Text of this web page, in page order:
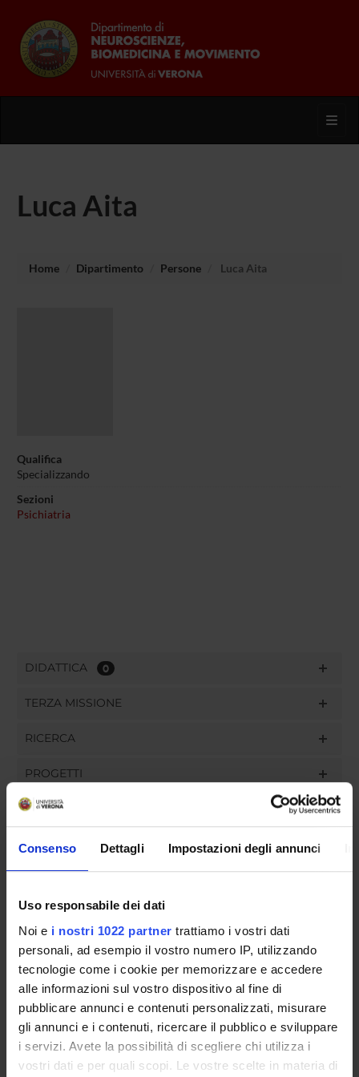
Consenso Dettagli Impostazioni degli annunci
Uso responsabile dei dati
Noi e i nostri 1022 partner trattiamo i vostri dati
personali, ad esempio il vostro numero IP, utilizzando
tecnologie come i cookie per memorizzare e accedere
alle informazioni sul vostro dispositivo al fine di
pubblicare annunci e contenuti personalizzati, misurare
gli annunci e i contenuti, ricercare il pubblico e sviluppare
i servizi. Avete la possibilità di scegliere chi utilizza i
vostri dati e per quali scopi. Le vostre scelte in materia di
Luca Aita
Home Dipartimento Persone Luca Aita
Qualifica
Specializzando
Sezioni
Psichiatria
DIDATTICA 0
TERZA MISSIONE
RICERCA
PROGETTI
INCARICHI
GOVERNANCE
COMMISSIONI
UFFICI E STRUTTURE DI SERVIZIO
SERVIZI DI SEGRETERIA STUDENTI